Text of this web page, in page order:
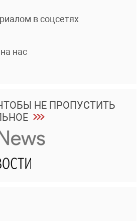
в соцсетях
нас
НЕ ПРОПУСТИТЬ